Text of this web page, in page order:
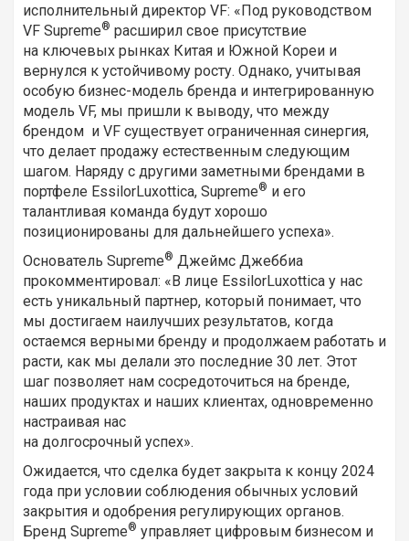
исполнительный директор VF: «Под руководством
VF Supreme® расширил свое присутствие
на ключевых рынках Китая и Южной Кореи и
вернулся к устойчивому росту. Однако, учитывая
особую бизнес-модель бренда и интегрированную
модель VF, мы пришли к выводу, что между
брендом и VF существует ограниченная синергия,
что делает продажу естественным следующим
шагом. Наряду с другими заметными брендами в
портфеле EssilorLuxottica, Supreme® и его
талантливая команда будут хорошо
позиционированы для дальнейшего успеха».
Основатель Supreme® Джеймс Джеббиа
прокомментировал: «В лице EssilorLuxottica у нас
есть уникальный партнер, который понимает, что
мы достигаем наилучших результатов, когда
остаемся верными бренду и продолжаем работать и
расти, как мы делали это последние 30 лет. Этот
шаг позволяет нам сосредоточиться на бренде,
наших продуктах и ​​наших клиентах, одновременно
настраивая нас
на долгосрочный успех».
Ожидается, что сделка будет закрыта к концу 2024
года при условии соблюдения обычных условий
закрытия и одобрения регулирующих органов.
Бренд Supreme® управляет цифровым бизнесом и